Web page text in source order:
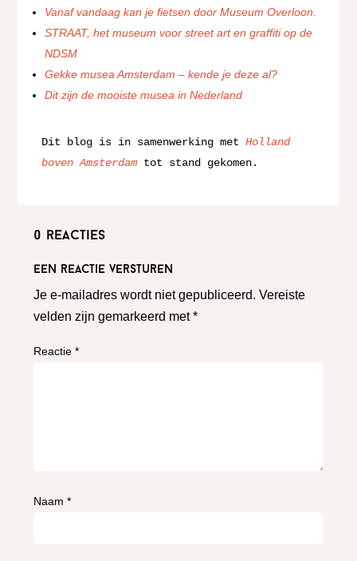
Vanaf vandaag kan je fietsen door Museum Overloon.
STRAAT, het museum voor street art en graffiti op de
NDSM
Gekke musea Amsterdam – kende je deze al?
Dit zijn de mooiste musea in Nederland
Dit blog is in samenwerking met Holland
boven Amsterdam tot stand gekomen.
0 reacties
Een reactie versturen
Je e-mailadres wordt niet gepubliceerd. Vereiste
velden zijn gemarkeerd met*
Reactie*
Naam*